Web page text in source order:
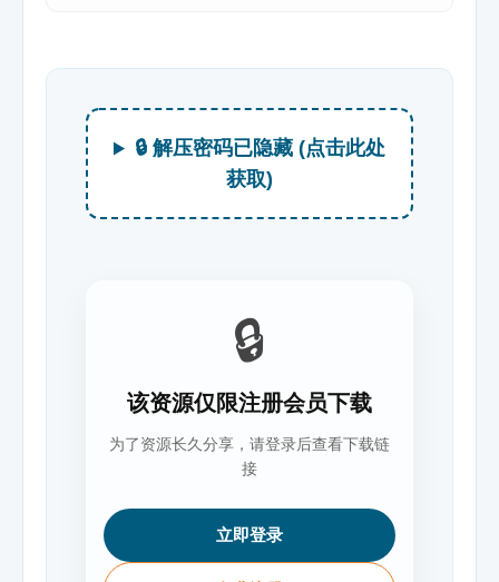
🔒 解压密码已隐藏 (点击此处
获取)
🔒
该资源仅限注册会员下载
为了资源长久分享，请登录后查看下载链
接
立即登录